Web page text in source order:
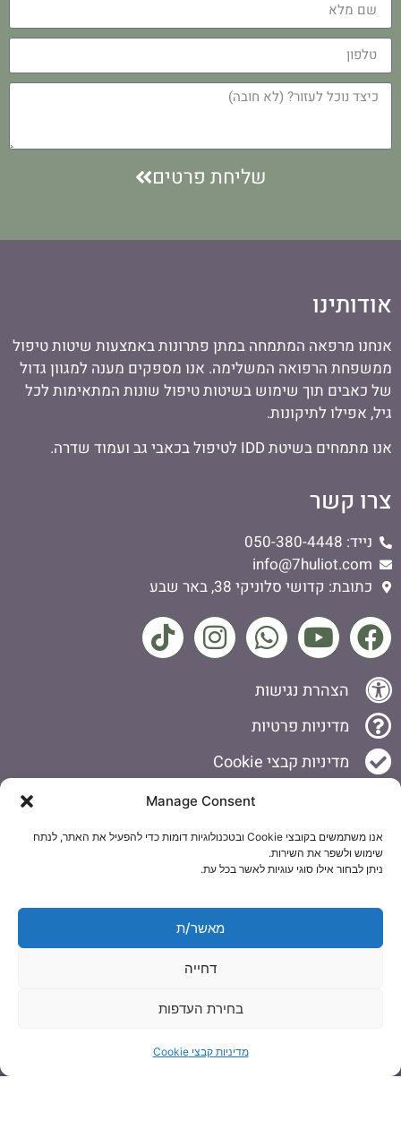
Manage Consent
אנו משתמשים בקובצי Cookie ובטכנולוגיות דומות כדי להפעיל את האתר, לנתח
שימוש ולשפר את השירות.
ניתן לבחור אילו סוגי עוגיות לאשר בכל עת.
מאשר/ת
דחייה
בחירת העדפות
מדיניות קבצי Cookie
שליחת פרטים
אודותינו
אנחנו מרפאה המתמחה במתן פתרונות באמצעות שיטות טיפול
ממשפחת הרפואה המשלימה. אנו מספקים מענה למגוון גדול
של כאבים תוך שימוש בשיטות טיפול שונות המתאימות לכל
גיל, אפילו לתיקונות.
אנו מתמחים בשיטת IDD לטיפול בכאבי גב ועמוד שדרה.
צרו קשר
נייד: 050-380-4448
info@7huliot.com
כתובת: קדושי סלוניקי 38, באר שבע
הצהרת נגישות
מדיניות פרטיות
מדיניות קבצי Cookie
אוסטאופתיה
קרניו סקראל
טיפול בשיטת IDD
במה אנחנו מטפלים?